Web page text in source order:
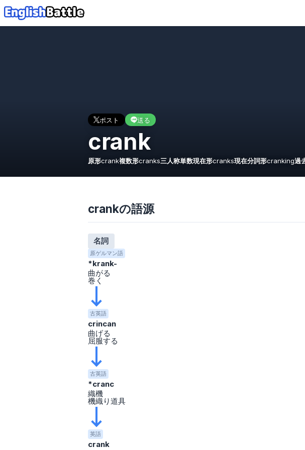
ポスト 送る
crank
原形crank複数形cranks三人称単数現在形cranks現在分詞形cranking過
crankの語源
名詞
英語
crank
古英語
*cranc
織機
機織り道具
古英語
crincan
曲げる
屈服する
原ゲルマン語
*krank-
曲がる
巻く